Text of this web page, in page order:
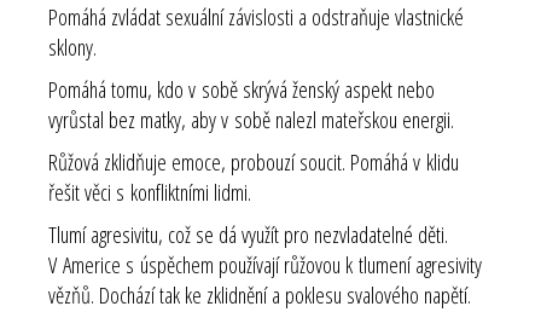
Pomáhá zvládat sexuální závislosti a odstraňuje vlastnické
sklony.
Pomáhá tomu, kdo v sobě skrývá ženský aspekt nebo
vyrůstal bez matky, aby v sobě nalezl mateřskou energii.
Růžová zklidňuje emoce, probouzí soucit. Pomáhá v klidu
řešit věci s konfliktními lidmi.
Tlumí agresivitu, což se dá využít pro nezvladatelné děti.
V Americe s úspěchem používají růžovou k tlumení agresivity
vězňů. Dochází tak ke zklidnění a poklesu svalového napětí.